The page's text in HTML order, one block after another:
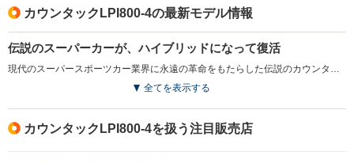
カウンタックLPI800-4の最新モデル情報
伝説のスーパーカーが、ハイブリッドになって復活
現代のスーパースポーツカー業界に永遠の革命をもたらした伝説のカウンタックが、ハイブリッドのリミテッドシリーズとして復活。エクステリアは、シャープなフォルムでありながら、ひと目でカウンタックとわかるデザインが採用された。インテリアは、低く、四角い車室を実現。エクステリアの未来的なラインデザインと調和するような斬新なデザインが与えられている。エンジンは、6.5L V12エンジンに48Vマイルドハイブリッドを組み合わせたユニットで、システム合計で最高出力814CVを発生。シフトチェンジの際に電気モーターがブーストとして作動するトランスミッション「7速ISR」との組み合わせで、0-100km/h加速2.8秒、最高速度は355km/hを実現。（2022.6）
全てを表示する
カウンタックLPI800-4を扱う注目販売店